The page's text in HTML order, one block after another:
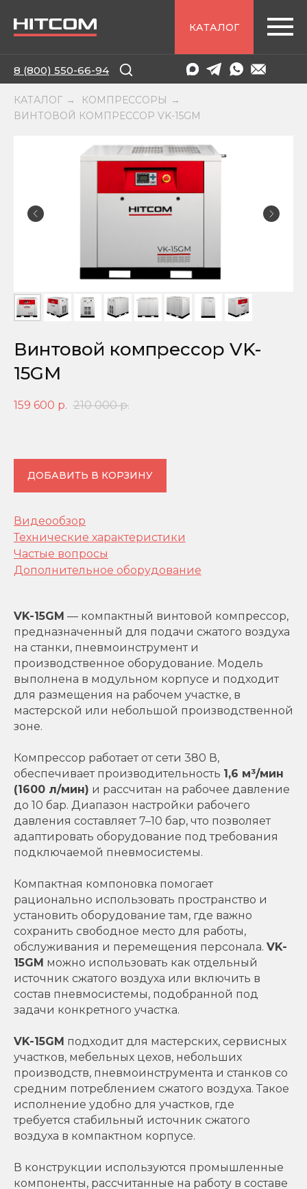
КАТАЛОГ
8 (800) 550-66-94
КАТАЛОГ → КОМПРЕССОРЫ →
ВИНТОВОЙ КОМПРЕССОР VK-15GM
Винтовой компрессор VK-
15GM
159 600 р. 210 000 р.
ДОБАВИТЬ В КОРЗИНУ
Видеообзор
Технические характеристики
Частые вопросы
Дополнительное оборудование
VK-15GM — компактный винтовой компрессор,
предназначенный для подачи сжатого воздуха
на станки, пневмоинструмент и
производственное оборудование. Модель
выполнена в модульном корпусе и подходит
для размещения на рабочем участке, в
мастерской или небольшой производственной
зоне.
Компрессор работает от сети 380 В,
обеспечивает производительность 1,6 м³/мин
(1600 л/мин) и рассчитан на рабочее давление
до 10 бар. Диапазон настройки рабочего
давления составляет 7–10 бар, что позволяет
адаптировать оборудование под требования
подключаемой пневмосистемы.
Компактная компоновка помогает
рационально использовать пространство и
установить оборудование там, где важно
сохранить свободное место для работы,
обслуживания и перемещения персонала. VK-
15GM можно использовать как отдельный
источник сжатого воздуха или включить в
состав пневмосистемы, подобранной под
задачи конкретного участка.
VK-15GM подходит для мастерских, сервисных
участков, мебельных цехов, небольших
производств, пневмоинструмента и станков со
средним потреблением сжатого воздуха. Такое
исполнение удобно для участков, где
требуется стабильный источник сжатого
воздуха в компактном корпусе.
В конструкции используются промышленные
компоненты, рассчитанные на работу в составе